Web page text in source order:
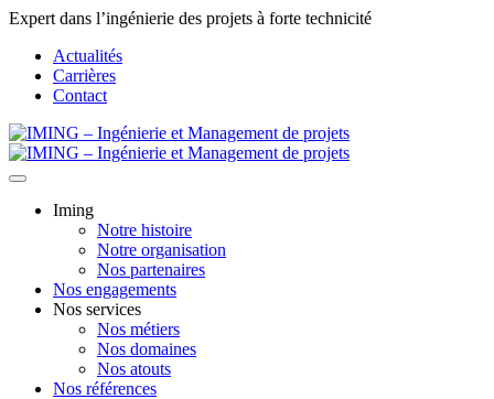
Expert dans l’ingénierie des projets à forte technicité
Actualités
Carrières
Contact
Iming
Notre histoire
Notre organisation
Nos partenaires
Nos engagements
Nos services
Nos métiers
Nos domaines
Nos atouts
Nos références